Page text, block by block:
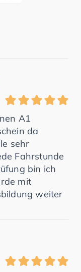
A1
da
sehr
Fahrstunde
bin ich
mit
weiter